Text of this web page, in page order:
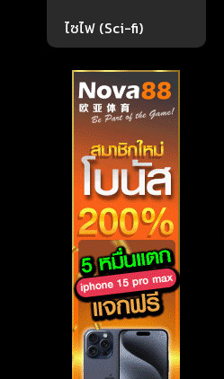
ไซไฟ (Sci-fi)